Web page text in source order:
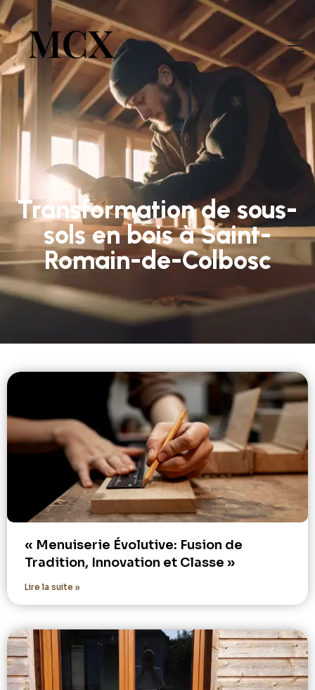
Transformation de sous-
sols en bois à Saint-
Romain-de-Colbosc
« Menuiserie Évolutive: Fusion de
Tradition, Innovation et Classe »
Lire la suite »